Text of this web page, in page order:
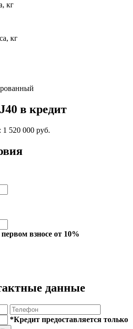
кг
кг
в кредит
1 520 000 руб.
взносе от 10%
данные
*Кредит предоставляется только